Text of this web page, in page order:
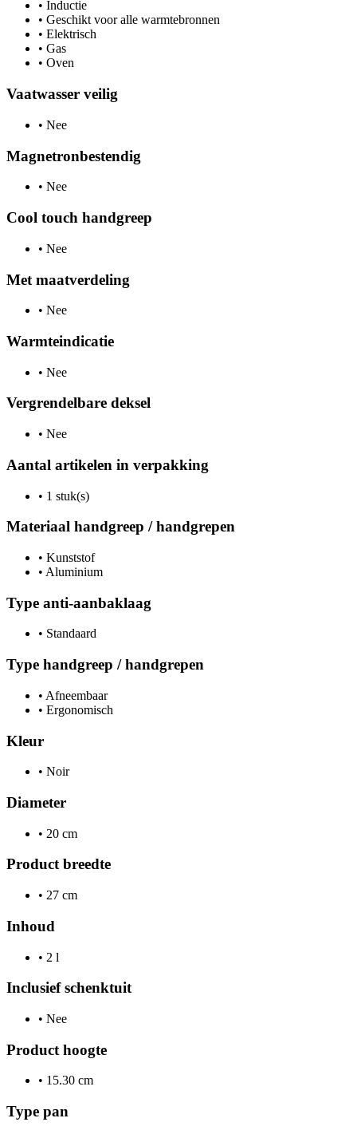
• Inductie
• Geschikt voor alle warmtebronnen
• Elektrisch
• Gas
• Oven
Vaatwasser veilig
• Nee
Magnetronbestendig
• Nee
Cool touch handgreep
• Nee
Met maatverdeling
• Nee
Warmteindicatie
• Nee
Vergrendelbare deksel
• Nee
Aantal artikelen in verpakking
• 1 stuk(s)
Materiaal handgreep / handgrepen
• Kunststof
• Aluminium
Type anti-aanbaklaag
• Standaard
Type handgreep / handgrepen
• Afneembaar
• Ergonomisch
Kleur
• Noir
Diameter
• 20 cm
Product breedte
• 27 cm
Inhoud
• 2 l
Inclusief schenktuit
• Nee
Product hoogte
• 15.30 cm
Type pan